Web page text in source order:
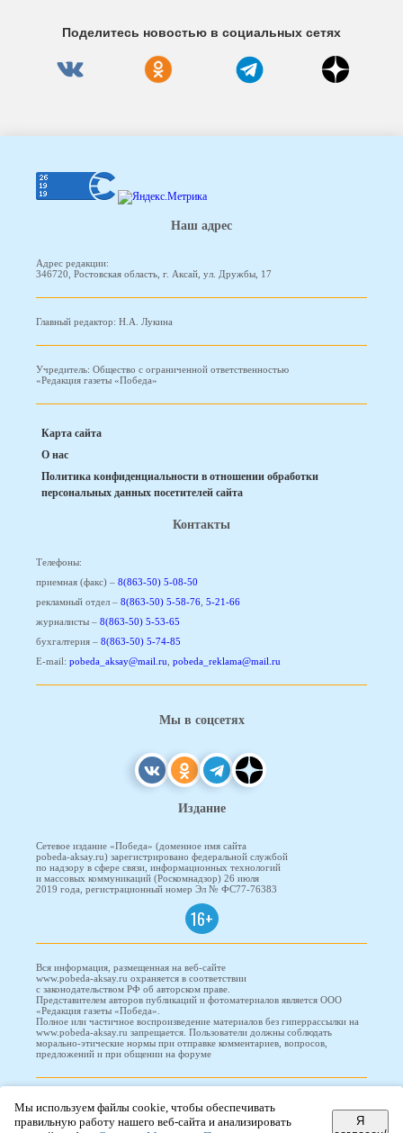
Поделитесь новостью в социальных сетях
Наш адрес
Адрес редакции:
346720, Ростовская область, г. Аксай, ул. Дружбы, 17
Главный редактор: Н.А. Лукина
Учредитель: Общество с ограниченной ответственностью
«Редакция газеты «Победа»
Карта сайта
О нас
Политика конфиденциальности в отношении обработки
персональных данных посетителей сайта
Контакты
Телефоны:
приемная (факс) – 8(863-50) 5-08-50
рекламный отдел – 8(863-50) 5-58-76, 5-21-66
журналисты – 8(863-50) 5-53-65
бухгалтерия – 8(863-50) 5-74-85
E-mail: pobeda_aksay@mail.ru, pobeda_reklama@mail.ru
Мы в соцсетях
Издание
Сетевое издание «Победа» (доменное имя сайта
pobeda-aksay.ru) зарегистрировано федеральной службой
по надзору в сфере связи, информационных технологий
и массовых коммуникаций (Роскомнадзор) 26 июля
2019 года, регистрационный номер Эл № ФС77-76383
16+
Вся информация, размещенная на веб-сайте
www.pobeda-aksay.ru охраняется в соответствии
с законодательством РФ об авторском праве.
Представителем авторов публикаций и фотоматериалов является ООО
«Редакция газеты «Победа».
Полное или частичное воспроизведение материалов без гиперрассылки на
www.pobeda-aksay.ru запрещается. Пользователи должны соблюдать
морально-этические нормы при отправке комментариев, вопросов,
предложений и при общении на форуме
Мы используем файлы cookie, чтобы обеспечивать
правильную работу нашего веб-сайта и анализировать
Я